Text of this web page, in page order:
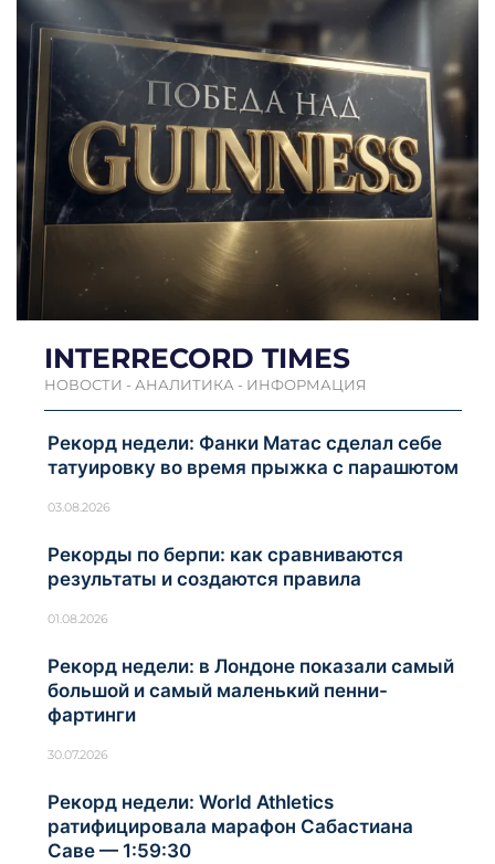
INTERRECORD TIMES
НОВОСТИ - АНАЛИТИКА - ИНФОРМАЦИЯ
Рекорд недели: Фанки Матас сделал себе
татуировку во время прыжка с парашютом
03.08.2026
Рекорды по берпи: как сравниваются
результаты и создаются правила
01.08.2026
Рекорд недели: в Лондоне показали самый
большой и самый маленький пенни-
фартинги
30.07.2026
Рекорд недели: World Athletics
ратифицировала марафон Сабастиана
Саве — 1:59:30